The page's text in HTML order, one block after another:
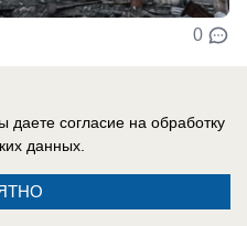
0
пенсионерка из
даете согласие на обработку
данных.